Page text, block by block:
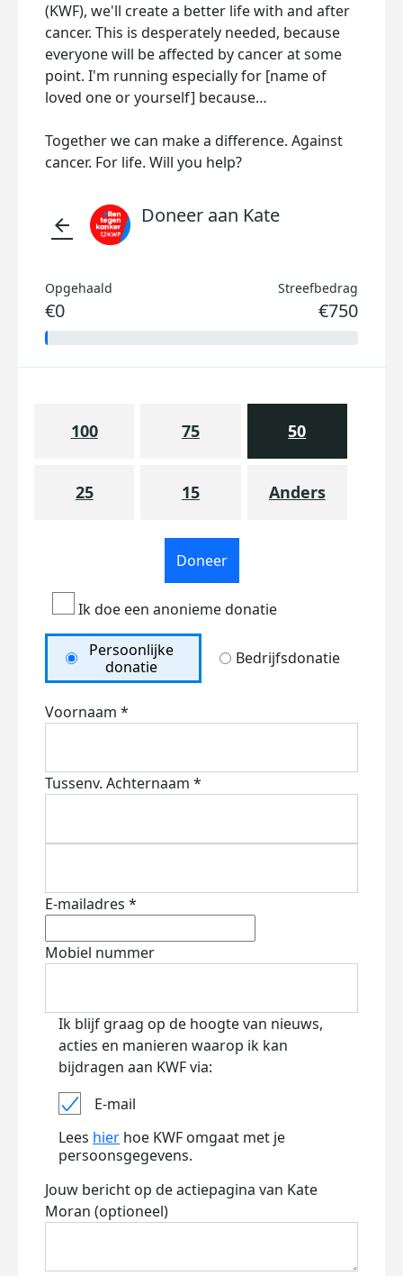
(KWF), we'll create a better life with and after
cancer. This is desperately needed, because
everyone will be affected by cancer at some
point. I'm running especially for [name of
loved one or yourself] because…
Together we can make a difference. Against
cancer. For life. Will you help?
arrow_back Doneer aan Kate
Opgehaald
€0
Streefbedrag
€750
100 75 50
25 15 Anders
Doneer
Ik doe een anonieme donatie
Persoonlijke
donatie
Bedrijfsdonatie
Voornaam *
Tussenv. Achternaam *
E-mailadres *
Mobiel nummer
Ik blijf graag op de hoogte van nieuws,
acties en manieren waarop ik kan
bijdragen aan KWF via:
E-mail
Lees hier hoe KWF omgaat met je
persoonsgegevens.
Jouw bericht op de actiepagina van Kate
Moran (optioneel)